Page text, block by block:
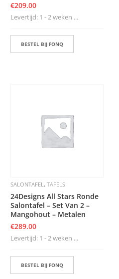
€209.00
Levertijd: 1 - 2 weken ...
BESTEL BIJ FONQ
SALONTAFEL, TAFELS
24Designs All Stars Ronde
Salontafel – Set Van 2 –
Mangohout – Metalen
€289.00
Levertijd: 1 - 2 weken ...
BESTEL BIJ FONQ